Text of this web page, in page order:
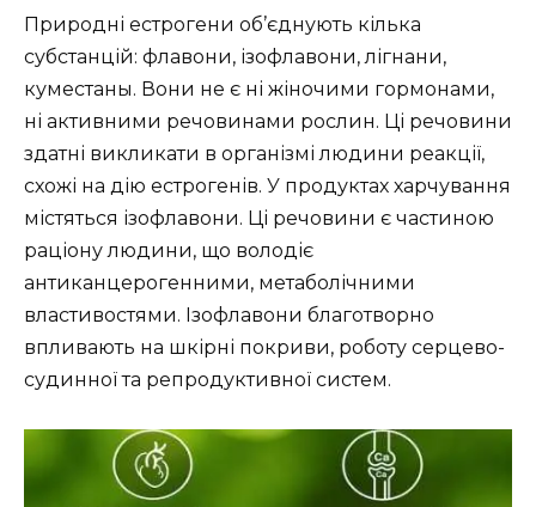
Природні естрогени об’єднують кілька
субстанцій: флавони, ізофлавони, лігнани,
куместаны. Вони не є ні жіночими гормонами,
ні активними речовинами рослин. Ці речовини
здатні викликати в організмі людини реакції,
схожі на дію естрогенів. У продуктах харчування
містяться ізофлавони. Ці речовини є частиною
раціону людини, що володіє
антиканцерогенними, метаболічними
властивостями. Ізофлавони благотворно
впливають на шкірні покриви, роботу серцево-
судинної та репродуктивної систем.